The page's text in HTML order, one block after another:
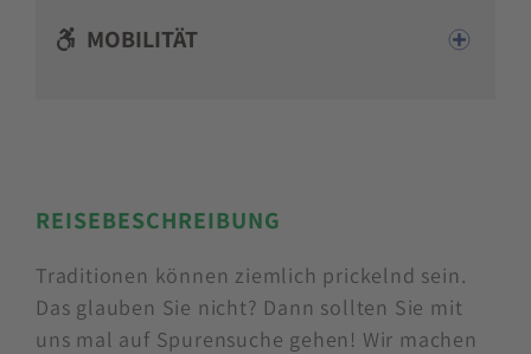
REISEBESCHREIBUNG
Traditionen können ziemlich prickelnd sein.
Das glauben Sie nicht? Dann sollten Sie mit
uns mal auf Spurensuche gehen! Wir machen
MOBILITÄT